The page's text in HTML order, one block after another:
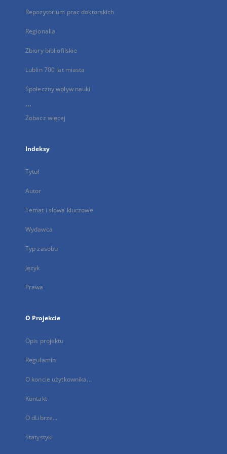
Repozytorium prac doktorskich
Regionalia
Zbiory bibliofilskie
Lublin 700 lat miasta
Społeczny wpływ nauki
...
Zobacz więcej
Indeksy
Tytuł
Autor
Temat i słowa kluczowe
Wydawca
Typ zasobu
Język
Prawa
O Projekcie
Opis projektu
Regulamin
O koncie użytkownika...
Kontakt
O dLibrze...
Statystyki